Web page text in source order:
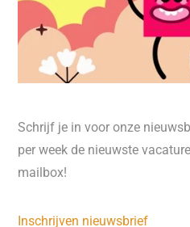
Schrijf je in voor onze
per week de nieuwste
mailbox!
Inschrijven nieuwsbrief